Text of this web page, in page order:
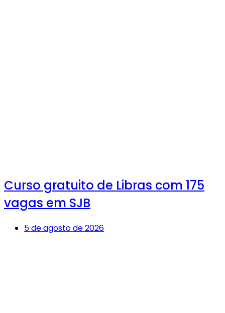
Curso gratuito de Libras com 175
vagas em SJB
5 de agosto de 2026